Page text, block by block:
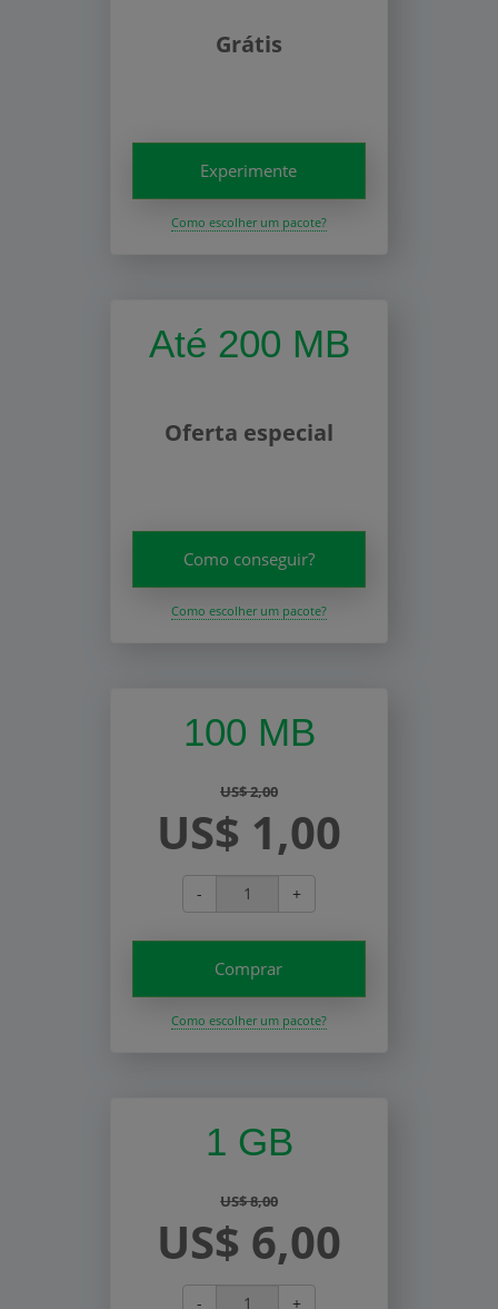
Grátis
Experimente
Como escolher um pacote?
Até 200 MB
Oferta especial
Como conseguir?
Como escolher um pacote?
100 MB
US$ 2,00
US$ 1,00
- +
Comprar
Como escolher um pacote?
1 GB
US$ 8,00
US$ 6,00
- +